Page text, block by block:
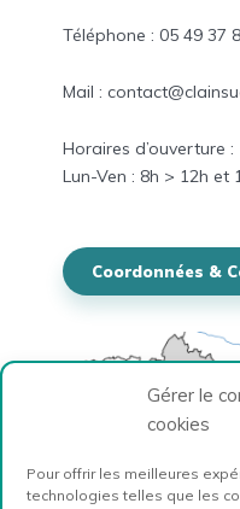
Gérer le
cookies
Pour offrir les meilleures
technologies telles que les
Téléphone : 05 49 37
Mail :
Horaires d’ouverture :
Lun-Ven : 8h > 12h et
Coordonnées &